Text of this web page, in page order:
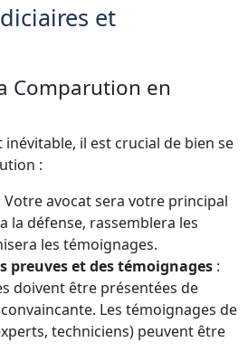
et
Comparution en
inévitable, il est crucial de bien se
:
Votre avocat sera votre principal
la défense, rassemblera les
les témoignages.
preuves et des témoignages :
doivent être présentées de
Les témoignages de
techniciens) peuvent être